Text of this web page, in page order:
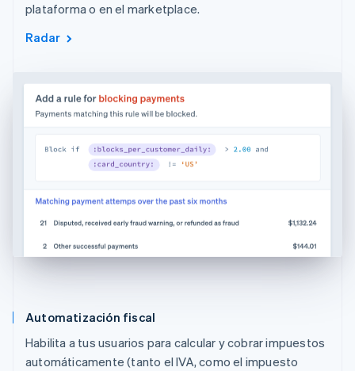
plataforma o en el marketplace.
Radar
Automatización fiscal
Habilita a tus usuarios para calcular y cobrar impuestos
automáticamente (tanto el IVA, como el impuesto